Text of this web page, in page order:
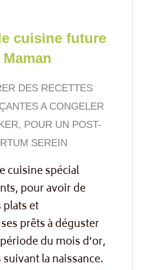
cuisine future
Maman
DES RECETTES
A CONGELER
POUR UN POST-
SEREIN
cuisine spécial
pour avoir de
et
prêts à déguster
du mois d’or,
la naissance.